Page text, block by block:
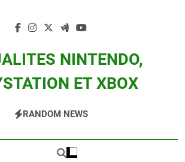
NINTENDO,
ET XBOX
Splatoon, Pokemon Entre Autres
RANDOM NEWS